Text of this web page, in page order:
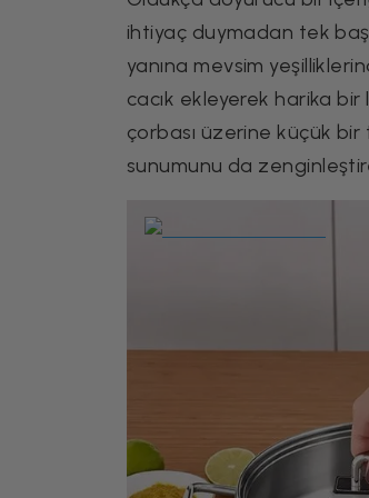
ihtiyaç duymadan tek
yanına mevsim
cacık ekleyerek harika
çorbası üzerine küçük bir
sunumunu da